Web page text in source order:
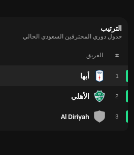
الترتيب
جدول دوري المحترفين السعودي الحالي
# الفريق
1 أبها
2 الأهلي
3
Al Diriyah